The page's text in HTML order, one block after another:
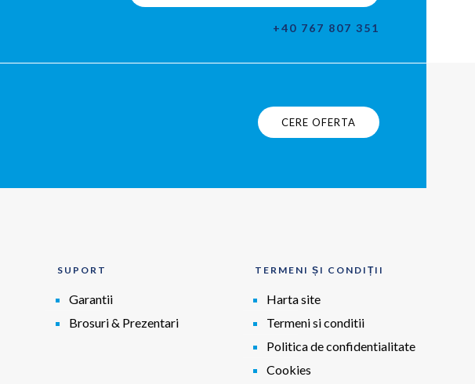
+40 767 807 351
CERE OFERTA
SUPORT
Garantii
Brosuri & Prezentari
TERMENI ȘI CONDIȚII
Harta site
Termeni si conditii
Politica de confidentialitate
Cookies